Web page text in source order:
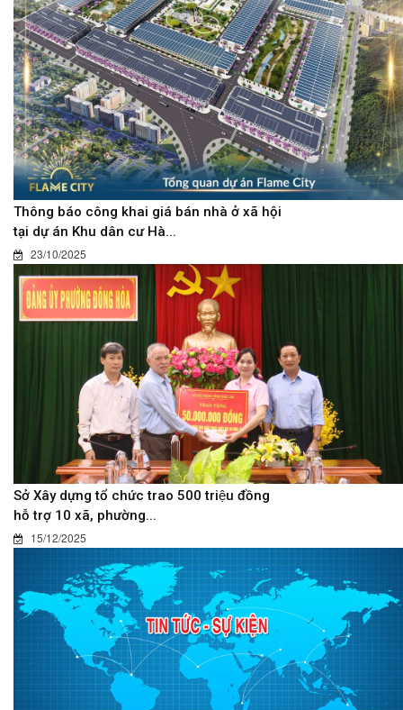
Thông báo công khai giá bán nhà ở xã hội
tại dự án Khu dân cư Hà...
23/10/2025
Sở Xây dựng tổ chức trao 500 triệu đồng
hỗ trợ 10 xã, phường...
15/12/2025